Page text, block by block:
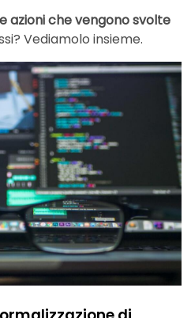
azioni che vengono svolte
Vediamolo insieme.